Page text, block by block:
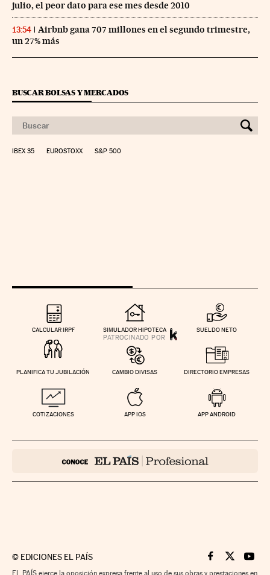
julio, el peor dato para ese mes desde 2010
13:54
Airbnb gana 707 millones en el segundo trimestre,
un 27% más
BUSCAR BOLSAS Y MERCADOS
IBEX 35 EUROSTOXX S&P 500
CALCULAR IRPF SIMULADOR HIPOTECA SUELDO NETO
PLANIFICA TU JUBILACIÓN CAMBIO DIVISAS DIRECTORIO EMPRESAS
COTIZACIONES APP IOS APP ANDROID
© EDICIONES EL PAÍS Cinco Días en
Cinco Días
Cinco
EL PAÍS ejerce la oposición expresa frente al uso de sus obras y prestaciones en